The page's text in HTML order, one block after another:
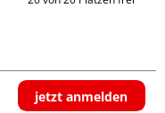
jetzt anmelden